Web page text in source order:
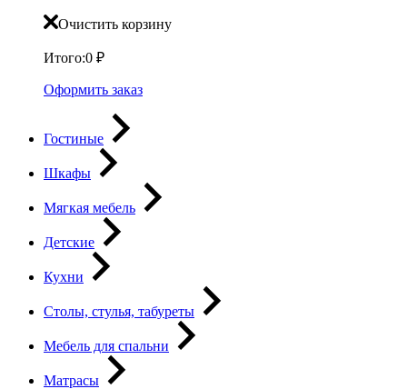
Очистить корзину
Итого:0 ₽
Оформить заказ
Гостиные
Шкафы
Мягкая мебель
Детские
Кухни
Столы, стулья, табуреты
Мебель для спальни
Матрасы